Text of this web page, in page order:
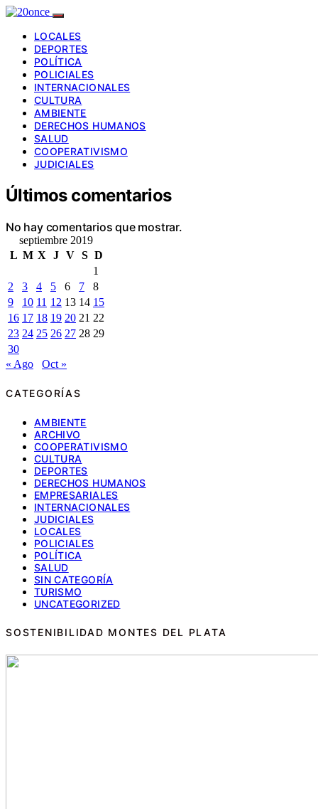
LOCALES
DEPORTES
POLÍTICA
POLICIALES
INTERNACIONALES
CULTURA
AMBIENTE
DERECHOS HUMANOS
SALUD
COOPERATIVISMO
JUDICIALES
Últimos comentarios
No hay comentarios que mostrar.
septiembre 2019
L M X J V S D
1
2
3 4 5 6 7
8
9
10 11 12 13 14 15
16 17 18 19 20 21 22
23 24 25 26 27 28 29
30
« Ago
Oct »
CATEGORÍAS
AMBIENTE
ARCHIVO
COOPERATIVISMO
CULTURA
DEPORTES
DERECHOS HUMANOS
EMPRESARIALES
INTERNACIONALES
JUDICIALES
LOCALES
POLICIALES
POLÍTICA
SALUD
SIN CATEGORÍA
TURISMO
UNCATEGORIZED
SOSTENIBILIDAD MONTES DEL PLATA